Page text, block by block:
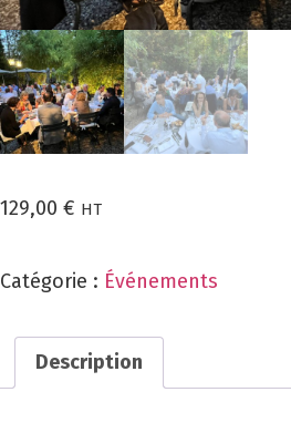
129,00 € HT
Catégorie : Événements
Description